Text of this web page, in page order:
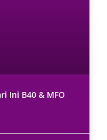
Ini B40 & MFO